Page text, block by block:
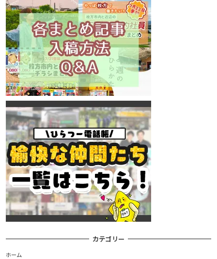
カテゴリー
ホーム